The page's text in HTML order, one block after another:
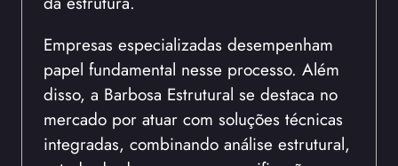
Empresas especializadas desempenham
papel fundamental nesse processo. Além
disso, a Barbosa Estrutural se destaca no
mercado por atuar com soluções técnicas
integradas, combinando análise estrutural,